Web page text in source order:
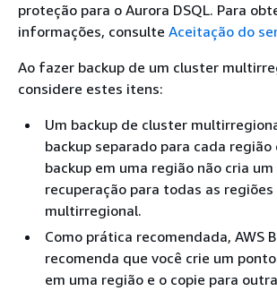
proteção para o Aurora DSQL. Para
informações, consulte Aceitação do
Ao fazer backup de um cluster
considere estes itens:
Um backup de cluster
backup separado para cada região
backup em uma região não cria
recuperação para todas as
multirregional.
Como prática recomendada, AWS
recomenda que você crie um
em uma região e o copie para